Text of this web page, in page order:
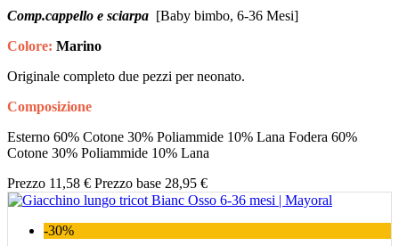
Comp.cappello e sciarpa [Baby bimbo, 6-36 Mesi]
Colore: Marino
Originale completo due pezzi per neonato.
Composizione
Esterno 60% Cotone 30% Poliammide 10% Lana Fodera 60%
Cotone 30% Poliammide 10% Lana
Prezzo 11,58 € Prezzo base 28,95 €
-30%